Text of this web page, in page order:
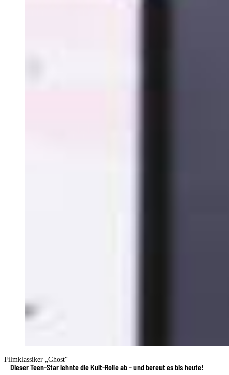
Filmklassiker „Ghost“
Dieser Teen-Star lehnte die Kult-Rolle ab – und bereut es bis heute!